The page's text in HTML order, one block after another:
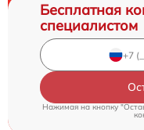
Бесплатная
специалистом
Нажимая на кнопку